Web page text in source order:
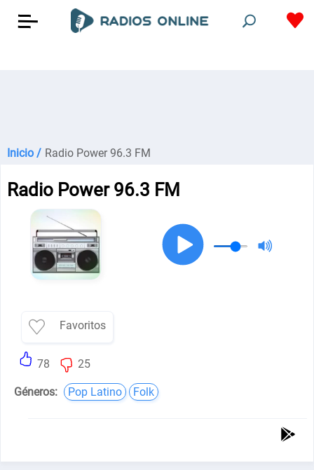
Inicio / Radio Power 96.3 FM
Radio Power 96.3 FM
Favoritos
78 25
Géneros: Pop Latino Folk